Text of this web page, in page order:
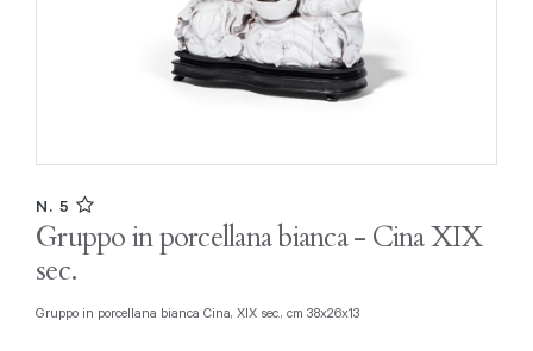
N. 5
Gruppo in porcellana bianca - Cina XIX
sec.
Gruppo in porcellana bianca Cina, XIX sec., cm 38x26x13